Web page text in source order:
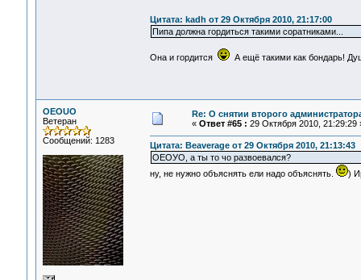
Цитата: kadh от 29 Октября 2010, 21:17:00
Пипа должна гордиться такими соратниками...
Она и гордится А ещё такими как бондарь!
OEOUO
Ветеран
Сообщений: 1283
Re: О снятии второго
« Ответ #65 : 29 Октября 2010, 21:29:29
Цитата: Beaverage от 29 Октября 2010, 21:13:43
ОЕОУО, а ты то чо развоевался?
ну, не нужно объяснять ели надо объяснять.
)